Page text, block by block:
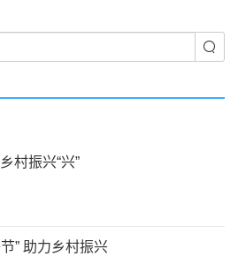
村振兴“兴”
” 助力乡村振兴